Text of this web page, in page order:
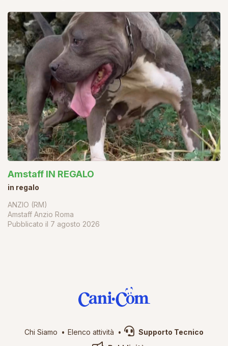
Amstaff IN REGALO
in regalo
ANZIO (RM)
Amstaff Anzio Roma
Pubblicato il 7 agosto 2026
Chi Siamo Elenco attività
Supporto Tecnico